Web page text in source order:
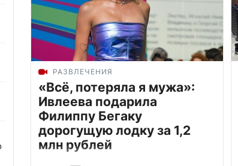
РАЗВЛЕЧЕНИЯ
«Всё, потеряла я мужа»:
Ивлеева подарила
Филиппу Бегаку
дорогущую лодку за 1,2
млн рублей